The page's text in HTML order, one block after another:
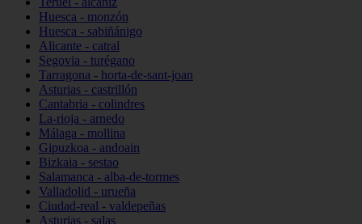
Huesca - monzón
Huesca - sabiñánigo
Alicante - catral
Segovia - turégano
Tarragona - horta-de-sant-joan
Asturias - castrillón
Cantabria - colindres
La-rioja - arnedo
Málaga - mollina
Gipuzkoa - andoain
Bizkaia - sestao
Salamanca - alba-de-tormes
Valladolid - urueña
Ciudad-real - valdepeñas
Asturias - salas